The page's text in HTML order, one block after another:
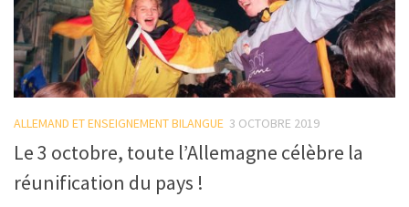
ALLEMAND ET ENSEIGNEMENT BILANGUE 3 OCTOBRE 2019
Le 3 octobre, toute l’Allemagne célèbre la
réunification du pays !